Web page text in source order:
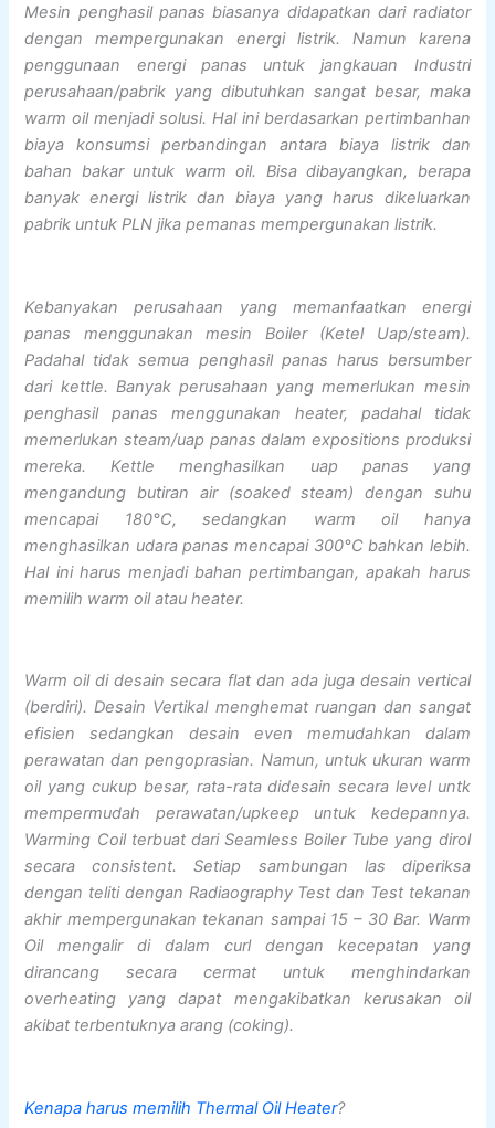
Mesin penghasil panas biasanya didapatkan dari radiator
dengan mempergunakan energi listrik. Namun karena
penggunaan energi panas untuk jangkauan Industri
perusahaan/pabrik yang dibutuhkan sangat besar, maka
warm oil menjadi solusi. Hal ini berdasarkan pertimbanhan
biaya konsumsi perbandingan antara biaya listrik dan
bahan bakar untuk warm oil. Bisa dibayangkan, berapa
banyak energi listrik dan biaya yang harus dikeluarkan
pabrik untuk PLN jika pemanas mempergunakan listrik.
Kebanyakan perusahaan yang memanfaatkan energi
panas menggunakan mesin Boiler (Ketel Uap/steam).
Padahal tidak semua penghasil panas harus bersumber
dari kettle. Banyak perusahaan yang memerlukan mesin
penghasil panas menggunakan heater, padahal tidak
memerlukan steam/uap panas dalam expositions produksi
mereka. Kettle menghasilkan uap panas yang
mengandung butiran air (soaked steam) dengan suhu
mencapai 180°C, sedangkan warm oil hanya
menghasilkan udara panas mencapai 300°C bahkan lebih.
Hal ini harus menjadi bahan pertimbangan, apakah harus
memilih warm oil atau heater.
Warm oil di desain secara flat dan ada juga desain vertical
(berdiri). Desain Vertikal menghemat ruangan dan sangat
efisien sedangkan desain even memudahkan dalam
perawatan dan pengoprasian. Namun, untuk ukuran warm
oil yang cukup besar, rata-rata didesain secara level untk
mempermudah perawatan/upkeep untuk kedepannya.
Warming Coil terbuat dari Seamless Boiler Tube yang dirol
secara consistent. Setiap sambungan las diperiksa
dengan teliti dengan Radiaography Test dan Test tekanan
akhir mempergunakan tekanan sampai 15 – 30 Bar. Warm
Oil mengalir di dalam curl dengan kecepatan yang
dirancang secara cermat untuk menghindarkan
overheating yang dapat mengakibatkan kerusakan oil
akibat terbentuknya arang (coking).
Kenapa harus memilih Thermal Oil Heater?